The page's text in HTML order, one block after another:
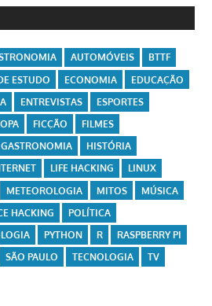
AUTOMÓVEIS
BTTF
ESTUDO ECONOMIA
EDUCAÇÃO
ENTREVISTAS
ESPORTES
FICÇÃO
FILMES
GASTRONOMIA
HISTÓRIA
LIFE HACKING
LINUX
METEOROLOGIA MITOS
MÚSICA
HACKING
POLÍTICA
PYTHON R
RASPBERRY PI
SÃO PAULO TECNOLOGIA
TV